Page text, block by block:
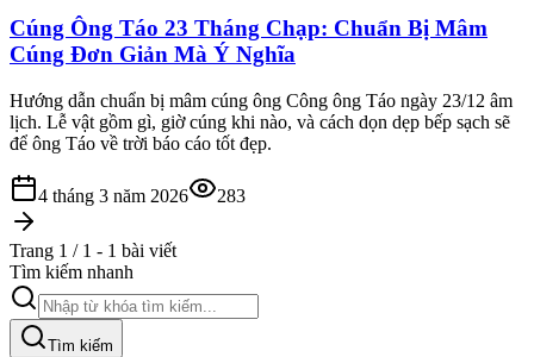
Cúng Ông Táo 23 Tháng Chạp: Chuẩn Bị Mâm
Cúng Đơn Giản Mà Ý Nghĩa
Hướng dẫn chuẩn bị mâm cúng ông Công ông Táo ngày 23/12 âm
lịch. Lễ vật gồm gì, giờ cúng khi nào, và cách dọn dẹp bếp sạch sẽ
để ông Táo về trời báo cáo tốt đẹp.
4 tháng 3 năm 2026 283
Trang 1 / 1 - 1 bài viết
Tìm kiếm nhanh
Tìm kiếm